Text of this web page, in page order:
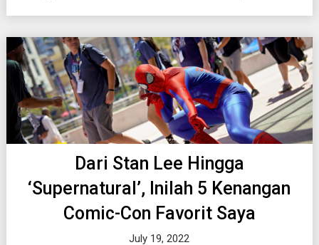
Dari Stan Lee Hingga
‘Supernatural’, Inilah 5 Kenangan
Comic-Con Favorit Saya
July 19, 2022